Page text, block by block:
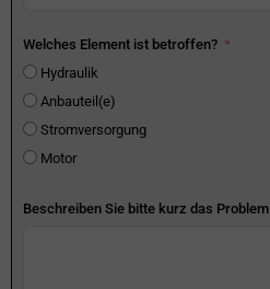
Welches Element ist betroffen?
Hydraulik
Anbauteil(e)
Stromversorgung
Motor
Beschreiben Sie bitte kurz das Problem